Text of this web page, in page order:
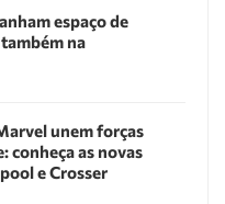
espaço de
na
unem forças
conheça as novas
e Crosser